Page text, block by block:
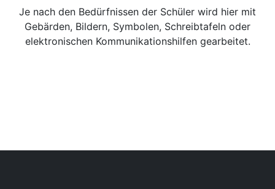
Je nach den Bedürfnissen der Schüler wird hier mit
Gebärden, Bildern, Symbolen, Schreibtafeln oder
elektronischen Kommunikationshilfen gearbeitet.